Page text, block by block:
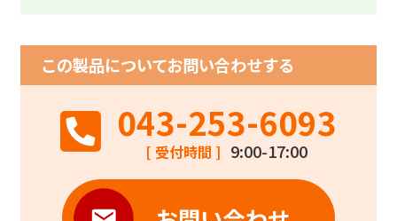
この製品についてお問い合わせする
043-253-6093
[ 受付時間 ] 9:00-17:00